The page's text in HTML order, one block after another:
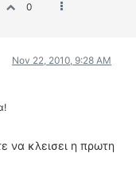
0
Nov 22, 2010, 9:28 AM
να κλεισει η πρωτη